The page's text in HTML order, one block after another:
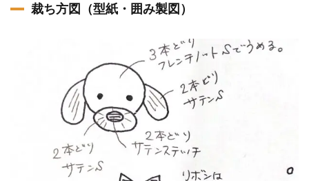
裁ち方図（型紙・囲み製図）